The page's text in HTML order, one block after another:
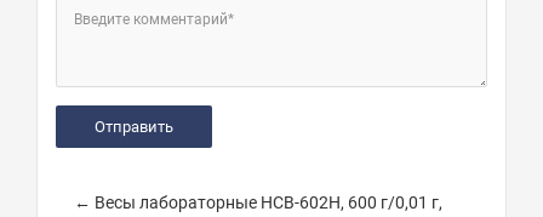
Введите комментарий*
← Весы лабораторные HCB-602H, 600 г/0,01 г,